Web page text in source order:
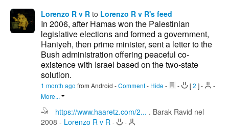
Lorenzo R v R to Lorenzo R v R's feed
In 2006, after Hamas won the Palestinian
legislative elections and formed a government,
Haniyeh, then prime minister, sent a letter to the
Bush administration offering peaceful co-
existence with Israel based on the two-state
solution.
1 month ago from Android -Comment- Hide - - [2 ]-
-
More...
https://www.haaretz.com/2... . Barak Ravid nel
2008 - Lorenzo R v R - -